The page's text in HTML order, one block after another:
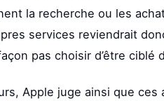
la recherche ou les
services reviendrait
pas choisir d’être ciblé
Apple juge ainsi que ces